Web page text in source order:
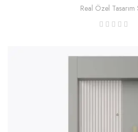
Real Özel Tasarım